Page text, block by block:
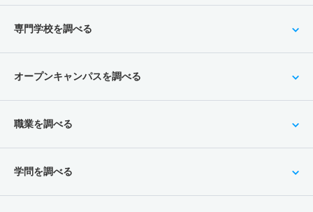
専門学校を調べる
オープンキャンパスを調べる
職業を調べる
学問を調べる